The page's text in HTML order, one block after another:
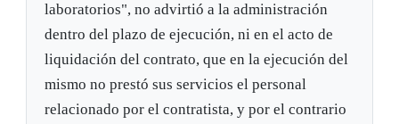
laboratorios", no advirtió a la administración
dentro del plazo de ejecución, ni en el acto de
liquidación del contrato, que en la ejecución del
mismo no prestó sus servicios el personal
relacionado por el contratista, y por el contrario